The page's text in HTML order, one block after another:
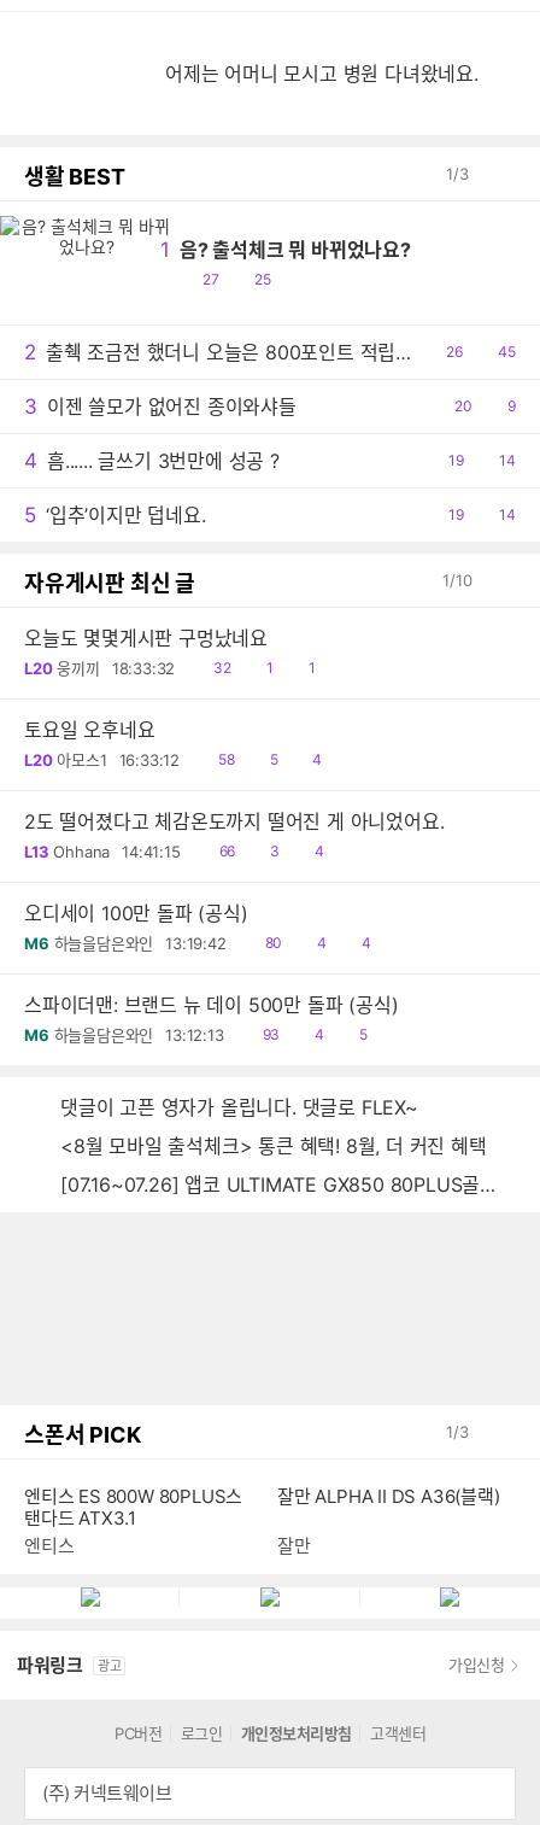
어제는 어머니 모시고 병원 다녀왔네요.
생활 BEST 1/3
1 음? 출석체크 뭐 바뀌었나요?
공
27
댓
25
2 출췍 조금전 했더니 오늘은 800포인트 적립이네요.
공
26
댓
45
3 이젠 쓸모가 없어진 종이와샤들
공
20
댓
9
4 흠...... 글쓰기 3번만에 성공 ?
공
19
댓
14
5 ‘입추’이지만 덥네요.
공
19
댓
14
자유게시판 최신 글 1/10
오늘도 몇몇게시판 구멍났네요
L20 웅끼끼 18:33:32
읽
32
공1
댓1
토요일 오후네요
L20 아모스1 16:33:12
읽
58
공
5
댓
4
2도 떨어졌다고 체감온도까지 떨어진 게 아니었어요.
L13 Ohhana 14:41:15
읽
66
공
3
댓
4
오디세이 100만 돌파 (공식)
M6 하늘을담은와인 13:19:42
읽
80
공
4
댓
4
스파이더맨: 브랜드 뉴 데이 500만 돌파 (공식)
M6 하늘을담은와인 13:12:13
읽
93
공
4
댓
5
댓글이 고픈 영자가 올립니다. 댓글로 FLEX~
<8월 모바일 출석체크> 통큰 혜택! 8월, 더 커진 혜택
[07.16~07.26] 앱코 ULTIMATE GX850 80PLUS골드 풀모듈러 ATX3.0 블랙
스폰서 PICK 1/3
엔티스 ES 800W 80PLUS스
탠다드 ATX3.1
PC버전 로그인 개인정보처리방침 고객센터